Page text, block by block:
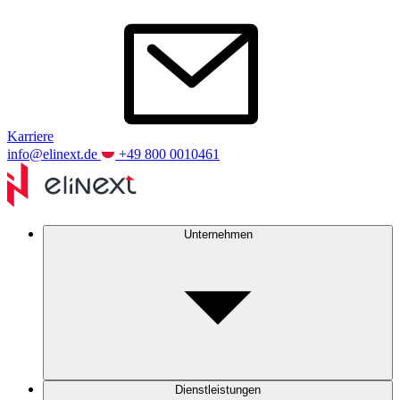
Karriere
info@elinext.de
+49 800 0010461
Unternehmen
Dienstleistungen